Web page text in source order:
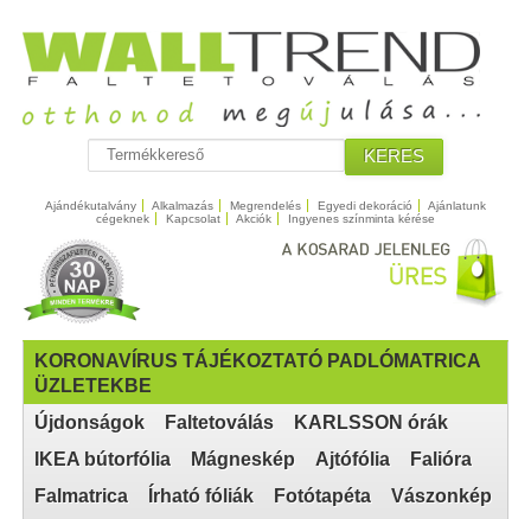
KERES
Ajándékutalvány Alkalmazás Megrendelés Egyedi dekoráció
Ajánlatunk
cégeknek
Kapcsolat Akciók Ingyenes színminta kérése
KORONAVÍRUS TÁJÉKOZTATÓ PADLÓMATRICA
ÜZLETEKBE
Újdonságok
Faltetoválás
KARLSSON órák
IKEA bútorfólia
Mágneskép Ajtófólia
Falióra
Falmatrica
Írható fóliák Fotótapéta
Vászonkép